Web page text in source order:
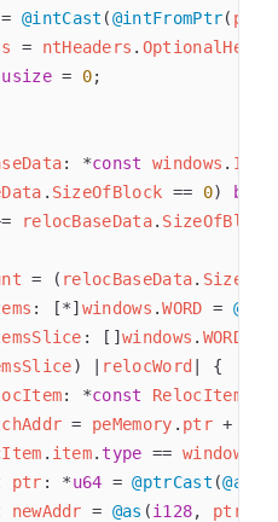
@intCast (@intFromPtr(
= ntHeaders .
usize = 0;
: *const windows .
. SizeOfBlock == 0)
relocBaseData. SizeOfBlock
= ( relocBaseData.
: [*] windows .WORD =
: []windows . WORD
) | relocWord
| {
: *const RelocItem
= peMemory . ptr +
. item.type == windows
ptr : *u64 = @ptrCast (
newAddr = @as (i128, ptr